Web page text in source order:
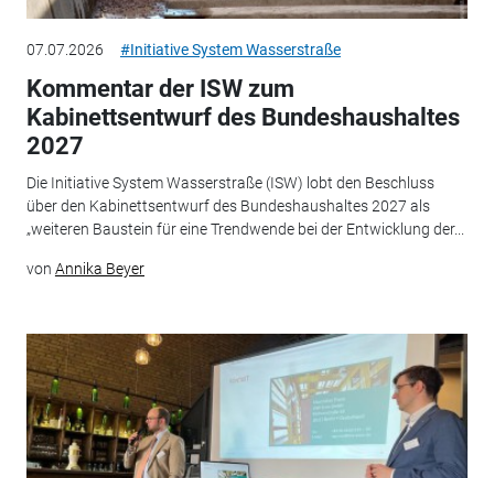
07.07.2026 #Initiative System Wasserstraße
Kommentar der ISW zum
Kabinettsentwurf des Bundeshaushaltes
2027
Die Initiative System Wasserstraße (ISW) lobt den Beschluss
über den Kabinettsentwurf des Bundeshaushaltes 2027 als
„weiteren Baustein für eine Trendwende bei der Entwicklung der...
von Annika Beyer